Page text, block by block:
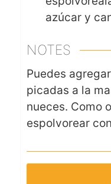
azúcar y
NOTES
Puedes
picadas a la
nueces. Como
espolvorear